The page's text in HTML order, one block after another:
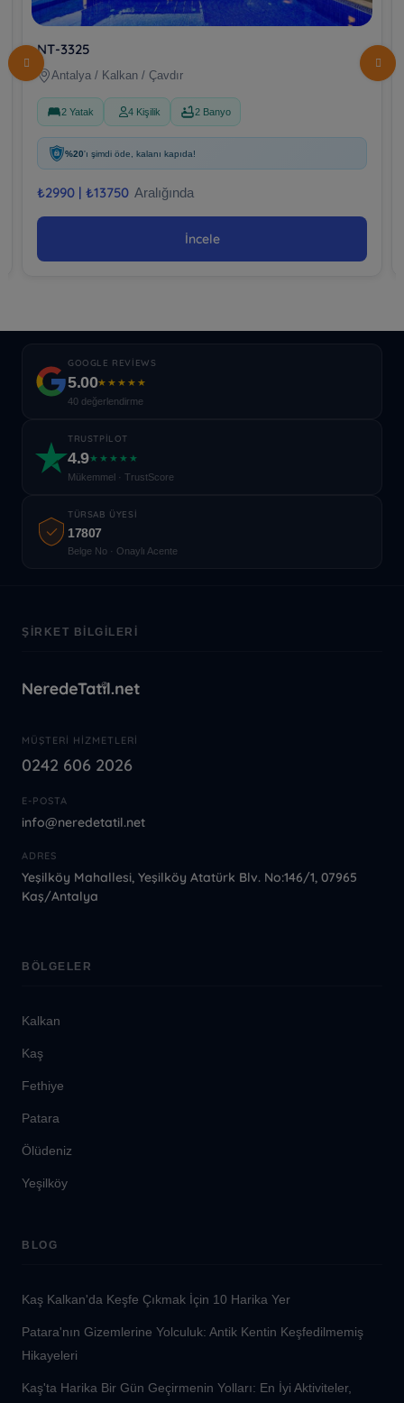
NT-3325
Antalya / Kalkan / Çavdır
2 Yatak 4 Kişilik 2 Banyo
%20'ı şimdi öde, kalanı kapıda!
₺2990 | ₺13750 Aralığında
İncele
GOOGLE REVIEWS
5.00★★★★★
40 değerlendirme
TRUSTPILOT
4.9★★★★★
Mükemmel · TrustScore
TÜRSAB ÜYESI
17807
Belge No · Onaylı Acente
ŞIRKET BILGILERI
MÜŞTERI HIZMETLERI
0242 606 2026
E-POSTA
info@neredetatil.net
ADRES
Yeşilköy Mahallesi, Yeşilköy Atatürk Blv. No:146/1, 07965
Kaş/Antalya
BÖLGELER
Kalkan
Kaş
Fethiye
Patara
Ölüdeniz
Yeşilköy
BLOG
Kaş Kalkan'da Keşfe Çıkmak İçin 10 Harika Yer
Patara'nın Gizemlerine Yolculuk: Antik Kentin Keşfedilmemiş
Hikayeleri
Kaş'ta Harika Bir Gün Geçirmenin Yolları: En İyi Aktiviteler,